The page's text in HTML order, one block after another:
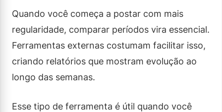
Quando você começa a postar com mais
regularidade, comparar períodos vira essencial.
Ferramentas externas costumam facilitar isso,
criando relatórios que mostram evolução ao
longo das semanas.
Esse tipo de ferramenta é útil quando você